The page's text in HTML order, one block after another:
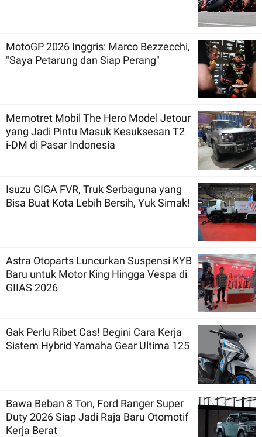
MotoGP 2026 Inggris: Marco Bezzecchi,
"Saya Petarung dan Siap Perang"
Memotret Mobil The Hero Model Jetour
yang Jadi Pintu Masuk Kesuksesan T2
i-DM di Pasar Indonesia
Isuzu GIGA FVR, Truk Serbaguna yang
Bisa Buat Kota Lebih Bersih, Yuk Simak!
Astra Otoparts Luncurkan Suspensi KYB
Baru untuk Motor King Hingga Vespa di
GIIAS 2026
Gak Perlu Ribet Cas! Begini Cara Kerja
Sistem Hybrid Yamaha Gear Ultima 125
Bawa Beban 8 Ton, Ford Ranger Super
Duty 2026 Siap Jadi Raja Baru Otomotif
Kerja Berat